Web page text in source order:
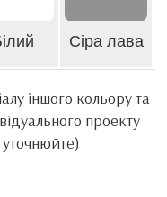
Сіра лава
іншого кольору та
проекту